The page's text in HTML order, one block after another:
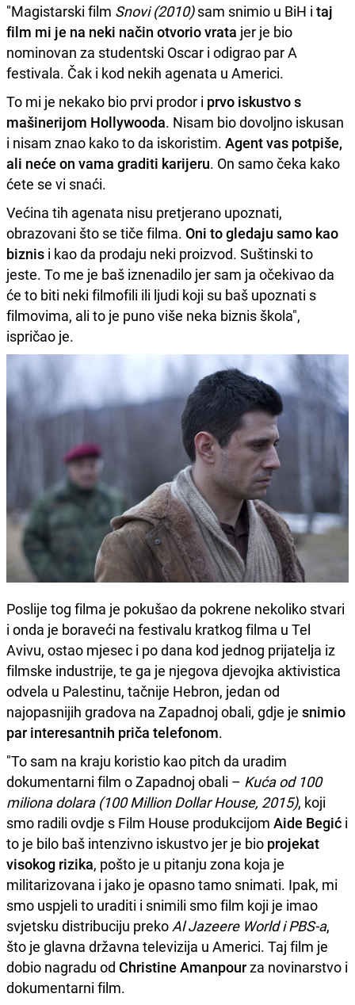
"Magistarski film Snovi (2010)sam snimio u BiH i taj
film mi je na neki način otvorio vrata jer je bio
nominovan za studentski Oscar i odigrao par A
festivala. Čak i kod nekih agenata u Americi.
To mi je nekako bio prvi prodor i prvo iskustvo s
mašinerijom Hollywooda. Nisam bio dovoljno iskusan
i nisam znao kako to da iskoristim. Agent vas potpiše,
ali neće on vama graditi karijeru. On samo čeka kako
ćete se vi snaći.
Većina tih agenata nisu pretjerano upoznati,
obrazovani što se tiče filma. Oni to gledaju samo kao
biznis i kao da prodaju neki proizvod. Suštinski to
jeste. To me je baš iznenadilo jer sam ja očekivao da
će to biti neki filmofili ili ljudi koji su baš upoznati s
filmovima, ali to je puno više neka biznis škola",
ispričao je.
Poslije tog filma je pokušao da pokrene nekoliko stvari
i onda je boraveći na festivalu kratkog filma u Tel
Avivu, ostao mjesec i po dana kod jednog prijatelja iz
filmske industrije, te ga je njegova djevojka aktivistica
odvela u Palestinu, tačnije Hebron, jedan od
najopasnijih gradova na Zapadnoj obali, gdje je snimio
par interesantnih priča telefonom.
"To sam na kraju koristio kao pitch da uradim
dokumentarni film o Zapadnoj obali – Kuća od 100
miliona dolara (100 Million Dollar House, 2015), koji
smo radili ovdje s Film House produkcijom Aide Begić i
to je bilo baš intenzivno iskustvo jer je bio projekat
visokog rizika, pošto je u pitanju zona koja je
militarizovana i jako je opasno tamo snimati. Ipak, mi
smo uspjeli to uraditi i snimili smo film koji je imao
svjetsku distribuciju prekoAl Jazeere World i PBS-a,
što je glavna državna televizija u Americi. Taj film je
dobio nagradu od Christine Amanpourza novinarstvo i
dokumentarni film.